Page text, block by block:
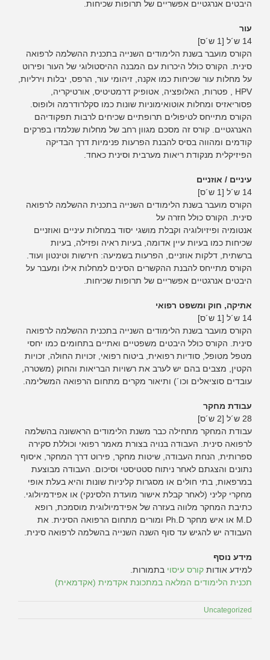
היבטים אנרגטיים אפשריים של תרופות שכיחות.
עור
14 ש´ל [1 ש´ס]
הקורס מועבר בשנת הלימודים השנייה בתכנית ההשלמה לרפואה
סינית. הקורס כולל היכרות עם המבנה ההיסטולוגי של העור ופירוט
על מחלות עור שכיחות כמו אקנה, זיהומי עור, הרפס, יבלות וירליות,
HPV , פטרות, האלופציה, אטופיק דרמטיטיס, אורטיקריה,
פסוריאזיס ומחלות אוטואימוניות שונות כמו סקלרודרמה ולופוס.
הקורס מתייחס לטיפולים תרופתיים שכיחים לרבות תפקודיהם
האנרגטיים. קורס זה מסכם מגוון רחב של מחלות שנלמדו בפרקים
קודמים ומהווה בסיס להבנת הפרעות פנימיות דרך הבדיקה
הפיזיקלית מנקודת ריאות מערבית וסינית כאחד.
עיניים / אוזניים
14 ש´ל [1 ש´ס]
הקורס מועבר בשנת הלימודים השנייה בתכנית ההשלמה לרפואה
סינית. הקורס כולל חזרה על
אנטומיה ופיזיולוגיה וקבלת מושגי יסוד במחלות עיניים ואוזניים
שכיחות כמו בעיות עיין אדומה, בעיות ראיה ופזילה, בעיות
ברשתית, דלקות אוזניים, הפרעות בשמיעה: חירשות וטינטון ועוד.
הקורס מתייחס להבנת ההקשרים הסינים למחלות אילו ומעבר על
היבטים אנרגטיים אפשריים של תרופות שכיחות.
אתיקה, חוק ומשפט רפואי
14 ש´ל [1 ש´ס]
הקורס מועבר בשנת הלימודים השנייה בתכנית ההשלמה לרפואה
סינית. הקורס כולל היבטים משפטיים ואתיים בתחומים כמו יחסי
מטפל מטופל, סודיות רפואית, ביטוח רפואי, זכויות החולה, זכויות
הקטין, מצבים בהם יש לערב את רשויות הבריאות והחוק (משטרה,
עובדים סוציאלים וכו´) ותיאור מקרים מתחום הרפואה המשלימה.
עבודת מחקר
28 ש´ל [2 ש´ס]
עבודת המחקר מתחילה כבר משנת הלימודים הראשונה בהשלמה
לרפואה סינית. העבודה בנויה בצורת מאמר רפואי וכוללת סקירה
ספרותית, הנחת העבודה, שיטות מחקר, פירוט דרך המחקר, איסוף
נתונים והצגתם לאחר ניתוח סטטיסטי וסיכום. העבודה מבוצעת
במרפאות, בתי חולים או מסגרות קליניות שונות והיא בעלת אופי
מחקרי קליני (לאחר קבלת אישור מועדת הלסינקי) או אפידמיולוגי.
כתיבת המחקר מלווה בעזרה של אפידמיולוגית מוסמכת, רופא
M.D או איש מחקר Ph.D ומורים מתחום הרפואה הסינית. את
העבודה יש להגיש עד סוף השנה השנייה בהשלמה לרפואה סינית.
מידע נוסף
למידע אודות קורס עיסוי בתמורות.
תכנית הלימודים המלאה במתכונת אקדמית (אקדמאית)
Uncategorized